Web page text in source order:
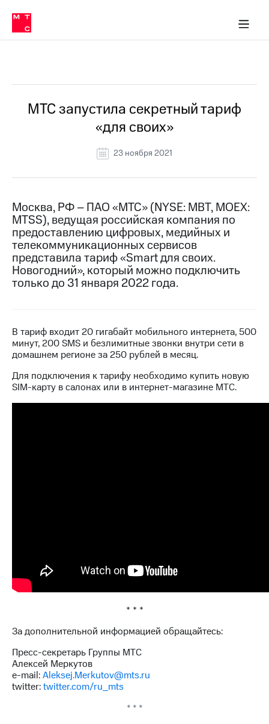
Медиа-центр
и акционерам
Устойчивое развитие
Комплаенс и деловая этика
компании
Карьера
История
Руководство
Контакты
Медиа-центр
Пресс-
релизы
МТС
Интервью
отчетность
Контакты
Информация
акционерам
акционеров
кабинет
акционера
Акционерный
капитал
в МТС
Пресс-
релизы
о технологиях
МТС запустила секретный тариф
«для своих»
23 ноября 2021
Москва, РФ – ПАО «МТС» (NYSE: MBT, MOEX:
MTSS), ведущая российская компания по
предоставлению цифровых, медийных и
телекоммуникационных сервисов
представила тариф «Smart для своих.
Новогодний», который можно подключить
только до 31 января 2022 года.
В тариф входит 20 гигабайт мобильного интернета, 500
минут, 200 SMS и безлимитные звонки внутри сети в
домашнем регионе за 250 рублей в месяц.
Для подключения к тарифу необходимо купить новую
SIM-карту в салонах или в интернет-магазине МТС.
* * *
За дополнительной информацией обращайтесь:
Пресс-секретарь Группы МТС
Алексей Меркутов
e-mail:Aleksej.Merkutov@mts.ru
twitter:twitter.com/ru_mts
* * *